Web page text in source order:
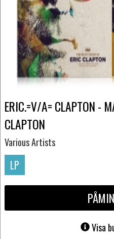
ERIC.=V/A= CLAPTON -
CLAPTON
Various Artists
LP
Visa